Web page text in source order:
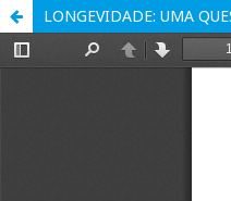
LONGEVIDADE: UMA